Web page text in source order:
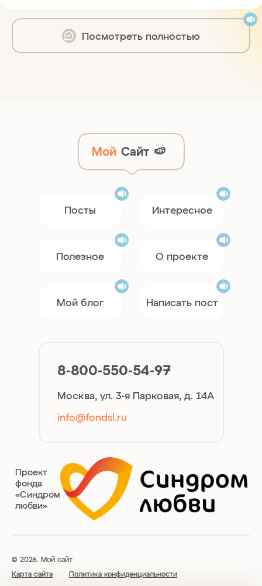
Посмотреть полностью
Мой Сайт 🍉
Посты Интересное
Полезное О проекте
Мой блог Написать пост
8-800-550-54-97
Москва, ул. 3-я Парковая, д. 14А
info@fondsl.ru
Проект
фонда
«Синдром
любви»
© 2026. Мой сайт
Карта сайта
Политика конфиденциальности